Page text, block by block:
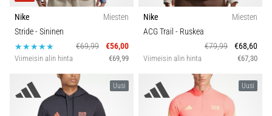
6. 8. 2026
7 min. luetaan
Juoksijan
syyt,
hoito
Nike
Miesten
Stride- Sininen
€69,99
€56,00
Viimeisin alin hinta €69,99
Nike
Miesten
ACG Trail - Ruskea
€79,99
€68,60
Viimeisin alin hinta €67,30
Uusi Uusi